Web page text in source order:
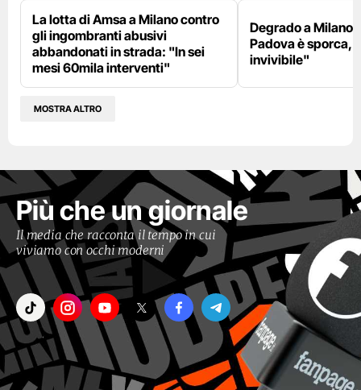
La lotta di Amsa a Milano contro
gli ingombranti abusivi
abbandonati in strada: "In sei
mesi 60mila interventi"
Degrado a Milano
Padova è sporca,
invivibile"
MOSTRA ALTRO
Più che un giornale
Il media che racconta il tempo in cui
viviamo con occhi moderni